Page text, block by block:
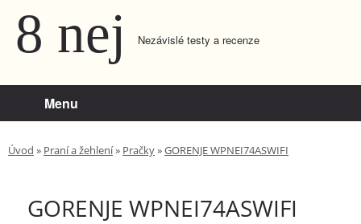
8 nej Nezávislé testy a recenze
Úvod » Praní a žehlení» Pračky»GORENJE WPNEI74ASWIFI
GORENJE WPNEI74ASWIFI
Menu